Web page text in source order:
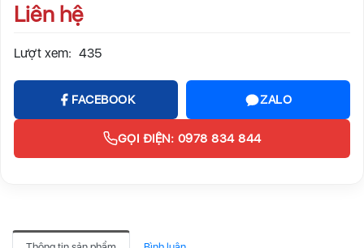
Liên hệ
Lượt xem: 435
FACEBOOK ZALO
GỌI ĐIỆN: 0978 834 844